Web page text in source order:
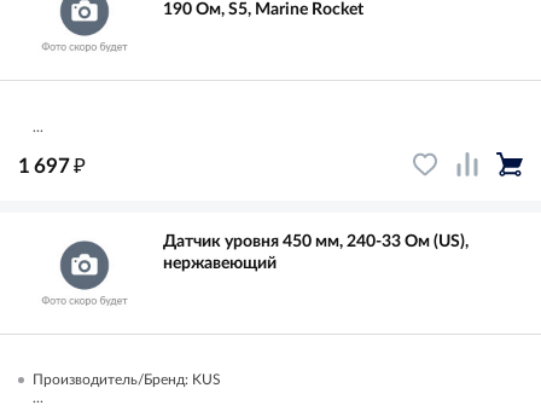
190 Ом, S5, Marine Rocket
...
1 697₽
Датчик уровня 450 мм, 240-33 Ом (US),
нержавеющий
Производитель/Бренд: KUS
...